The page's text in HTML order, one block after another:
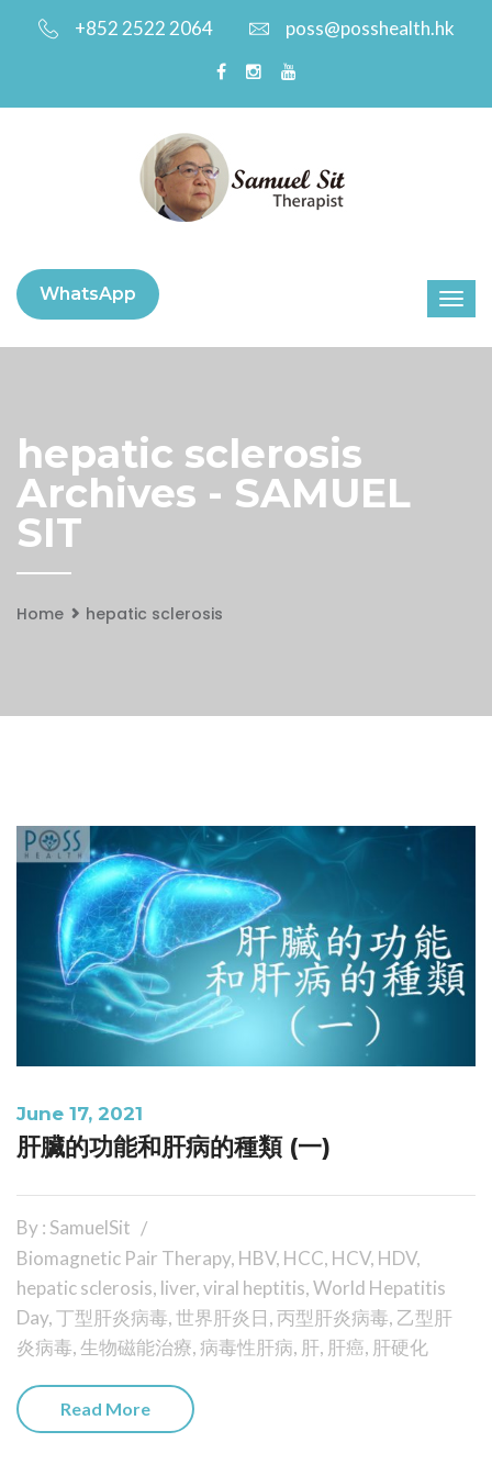
+852 2522 2064 poss@posshealth.hk
WhatsApp
hepatic sclerosis
Archives - SAMUEL
SIT
Home hepatic sclerosis
June 17, 2021
肝臟的功能和肝病的種類 (一)
By : SamuelSit
Biomagnetic Pair Therapy, HBV, HCC, HCV, HDV,
hepatic sclerosis, liver,viral heptitis,World Hepatitis
Day,丁型肝炎病毒,世界肝炎日,丙型肝炎病毒, 乙型肝
炎病毒, 生物磁能治療,病毒性肝病, 肝, 肝癌, 肝硬化
Read More